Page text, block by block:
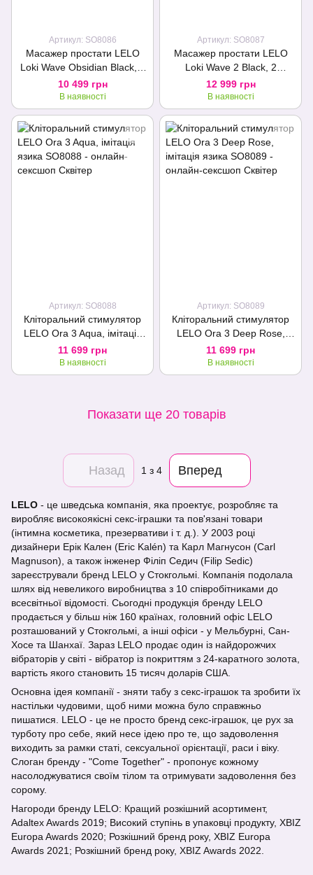
Артикул: SO8086
Масажер простати LELO
Loki Wave Obsidian Black, 2
мотори, манливий рух +
стимуляція промежини
10 499 грн
В наявності
Артикул: SO8087
Масажер простати LELO
Loki Wave 2 Black, 2
мотори, манливий рух +
вібрація
12 999 грн
В наявності
Артикул: SO8088
Кліторальний стимулятор
LELO Ora 3 Aqua, імітація
язика
11 699 грн
В наявності
Артикул: SO8089
Кліторальний стимулятор
LELO Ora 3 Deep Rose,
імітація язика
11 699 грн
В наявності
Показати ще 20 товарів
Назад 1 з 4 Вперед
LELO - це шведська компанія, яка проектує, розробляє та
виробляє високоякісні секс-іграшки та пов'язані товари
(інтимна косметика, презервативи і т. д.). У 2003 році
дизайнери Ерік Кален (Eric Kalén) та Карл Магнусон (Carl
Magnuson), а також інженер Філіп Седич (Filip Sedic)
зареєстрували бренд LELO у Стокгольмі. Компанія подолала
шлях від невеликого виробництва з 10 співробітниками до
всесвітньої відомості. Сьогодні продукція бренду LELO
продається у більш ніж 160 країнах, головний офіс LELO
розташований у Стокгольмі, а інші офіси - у Мельбурні, Сан-
Хосе та Шанхаї. Зараз LELO продає один із найдорожчих
вібраторів у світі - вібратор із покриттям з 24-каратного золота,
вартість якого становить 15 тисяч доларів США.
Основна ідея компанії - зняти табу з секс-іграшок та зробити їх
настільки чудовими, щоб ними можна було справжньо
пишатися. LELO - це не просто бренд секс-іграшок, це рух за
турботу про себе, який несе ідею про те, що задоволення
виходить за рамки статі, сексуальної орієнтації, раси і віку.
Слоган бренду - "Come Together" - пропонує кожному
насолоджуватися своїм тілом та отримувати задоволення без
сорому.
Нагороди бренду LELO: Кращий розкішний асортимент,
Adaltex Awards 2019; Високий ступінь в упаковці продукту, XBIZ
Europa Awards 2020; Розкішний бренд року, XBIZ Europa
Awards 2021; Розкішний бренд року, XBIZ Awards 2022.